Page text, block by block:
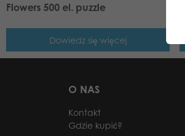
Flowers 500 el. puzzle
Dowiedz się więcej
O NAS
Kontakt
Gdzie kupić?